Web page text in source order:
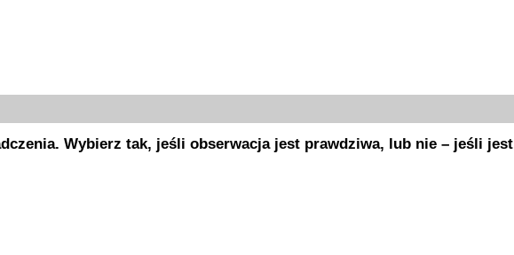
Wybierz tak, jeśli obserwacja jest prawdziwa, lub nie – jeśli jest